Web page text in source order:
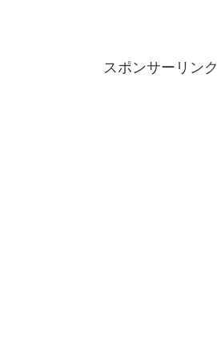
スポンサーリンク